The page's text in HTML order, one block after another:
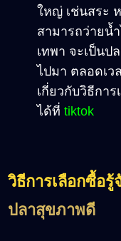
ใหญ่ เช่นสระ
สามารถว่ายน้
เทพา จะเป็น
ไปมา ตลอดเว
เกี่ยวกับวิธีกา
ได้ที่ tiktok
วิธีการเลือกซื้อรู้
ปลาสุขภาพดี